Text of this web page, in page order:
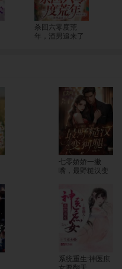
杀回六零度荒
年，渣男追来了
七零娇娇一撇
嘴，最野糙汉变
系统重生:神医庶